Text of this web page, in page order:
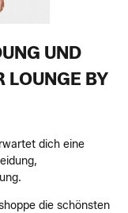
UND
LOUNGE BY
dich eine
die schönsten